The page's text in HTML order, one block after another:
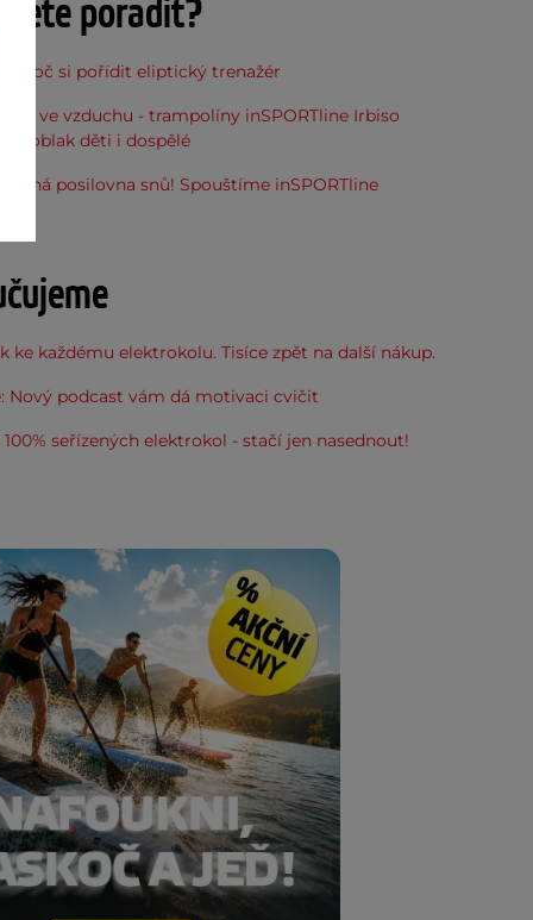
poradit?
proč si pořídit eliptický trenažér
ve vzduchu - trampolíny inSPORTline Irbiso
do oblak děti i dospělé
posilovna snů! Spouštíme inSPORTline
ke každému elektrokolu. Tisíce zpět na další nákup.
Nový podcast vám dá motivaci cvičit
100% seřízených elektrokol - stačí jen nasednout!